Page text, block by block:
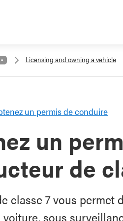
Licensing and owning a vehicle
un permis de conduire
un
de
classe 7 vous
sous